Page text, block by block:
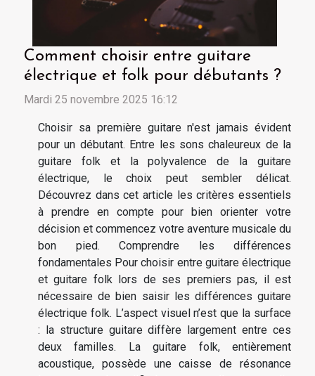
Comment choisir entre guitare
électrique et folk pour débutants ?
Mardi 25 novembre 2025 16:12
Choisir sa première guitare n'est jamais évident
pour un débutant. Entre les sons chaleureux de la
guitare folk et la polyvalence de la guitare
électrique, le choix peut sembler délicat.
Découvrez dans cet article les critères essentiels
à prendre en compte pour bien orienter votre
décision et commencez votre aventure musicale du
bon pied. Comprendre les différences
fondamentales Pour choisir entre guitare électrique
et guitare folk lors de ses premiers pas, il est
nécessaire de bien saisir les différences guitare
électrique folk. L’aspect visuel n’est que la surface
: la structure guitare diffère largement entre ces
deux familles. La guitare folk, entièrement
acoustique, possède une caisse de résonance